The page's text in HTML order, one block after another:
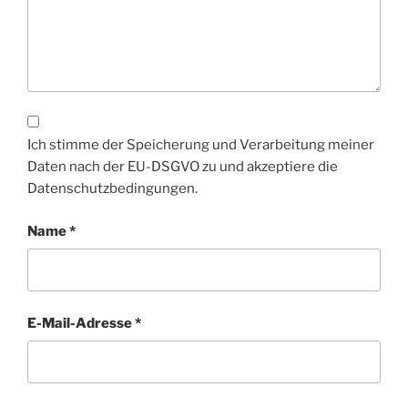
Ich stimme der Speicherung und Verarbeitung meiner
Daten nach der EU-DSGVO zu und akzeptiere die
Datenschutzbedingungen.
Name*
E-Mail-Adresse*